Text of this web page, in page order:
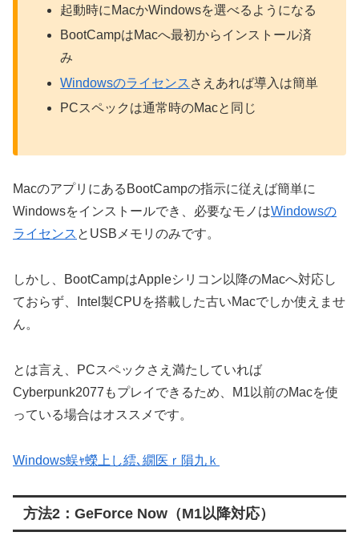
起動時にMacかWindowsを選べるようになる
BootCampはMacへ最初からインストール済
み
Windowsのライセンス さえあれば導入は簡単
PCスペックは通常時のMacと同じ
MacのアプリにあるBootCampの指示に従えば簡単に
Windowsをインストールでき、必要なモノはWindowsの
ライセンス とUSBメモリのみです。
しかし、BootCampはAppleシリコン以降のMacへ対応し
ておらず、Intel製CPUを搭載した古いMacでしか使えませ
ん。
とは言え、PCスペックさえ満たしていれば
Cyberpunk2077もプレイできるため、M1以前のMacを使
っている場合はオススメです。
Windows蜈ｬ蠑上し繧､繝医ｒ隕九ｋ
方法2：GeForce Now（M1以降対応）